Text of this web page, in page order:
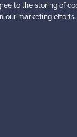
to the storing of
our marketing efforts.